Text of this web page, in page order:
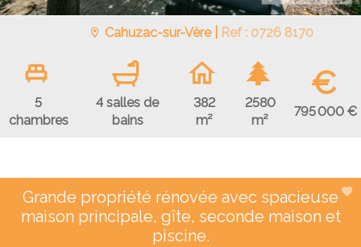
Cahuzac-sur-Vère | Ref : 0726 8170
5
chambres
4 salles de
bains
382
m²
2580
m²
€
795 000 €
Grande propriété rénovée avec spacieuse
maison principale, gîte, seconde maison et
piscine.